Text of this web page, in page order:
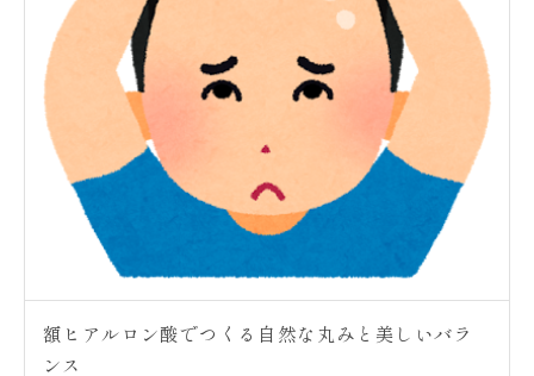
額ヒアルロン酸でつくる自然な丸みと美しいバラ
ンス